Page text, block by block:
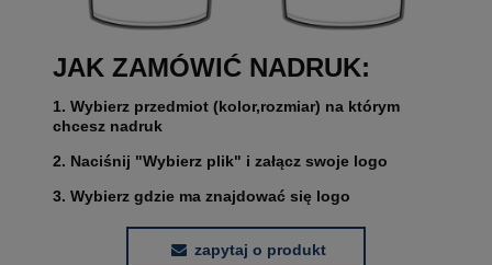
JAK ZAMÓWIĆ NADRUK:
1. Wybierz przedmiot (kolor,rozmiar) na którym
chcesz nadruk
2. Naciśnij "Wybierz plik" i załącz swoje logo
3. Wybierz gdzie ma znajdować się logo
zapytaj o produkt